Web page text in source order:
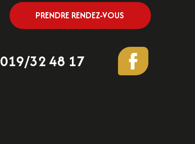
PRENDRE RENDEZ-VOUS
019/32 48 17